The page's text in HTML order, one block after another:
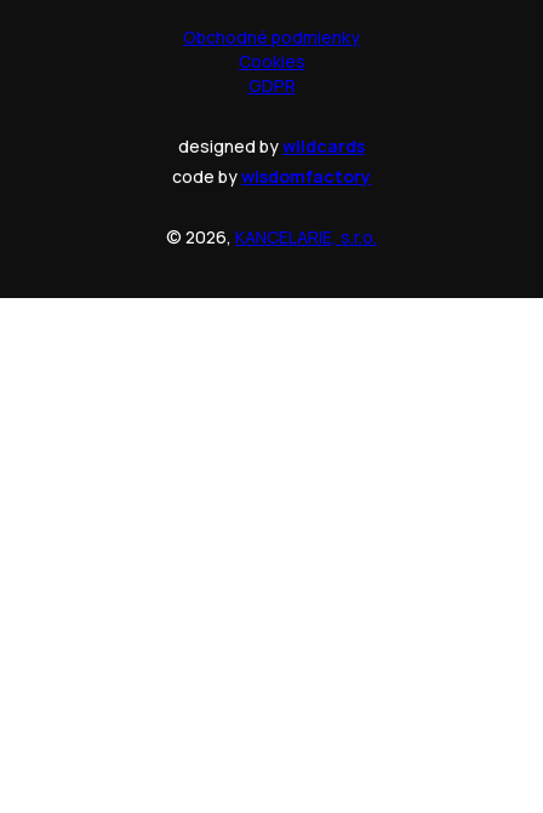
Obchodné podmienky
Cookies
GDPR
designed bywildcards
code bywisdomfactory
© 2026, KANCELARIE, s.r.o.